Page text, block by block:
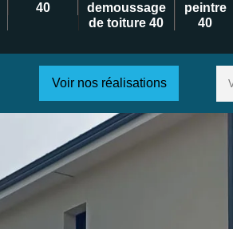
40
demoussage
de toiture 40
peintre
40
Voir nos réalisations